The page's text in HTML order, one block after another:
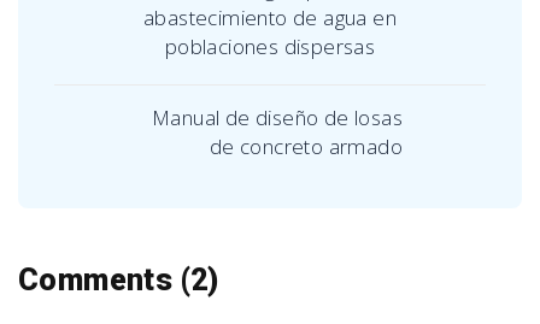
abastecimiento de agua en
poblaciones dispersas
Manual de diseño de losas
de concreto armado
Comments (2)